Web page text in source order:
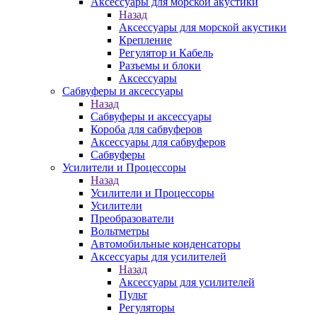
Назад
Аксессуары для морской акустики
Крепление
Регулятор и Кабель
Разъемы и блоки
Аксессуары
Сабвуферы и аксессуары
Назад
Сабвуферы и аксессуары
Короба для сабвуферов
Аксессуары для сабвуферов
Сабвуферы
Усилители и Процессоры
Назад
Усилители и Процессоры
Усилители
Преобразователи
Вольтметры
Автомобильные конденсаторы
Аксессуары для усилителей
Назад
Аксессуары для усилителей
Пульт
Регуляторы